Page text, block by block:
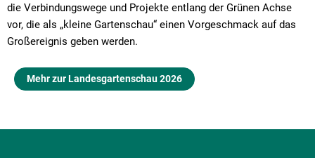
die Verbindungswege und Projekte entlang der Grünen Achse
vor, die als „kleine Gartenschau“ einen Vorgeschmack auf das
Großereignis geben werden.
Mehr zur Landesgartenschau 2026